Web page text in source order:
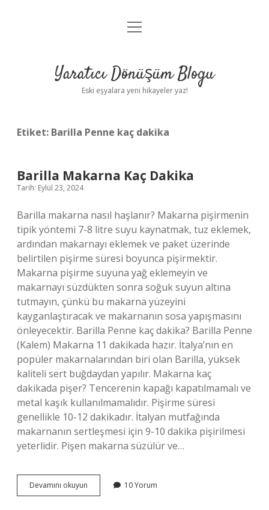
Anasayfa
Yasal Uyarı
menüyü
Yaratıcı Dönüşüm Blogu
Eski eşyalara yeni hikayeler yaz!
Etiket: Barilla Penne kaç dakika
Barilla Makarna Kaç Dakika
Tarih: Eylül 23, 2024
Barilla makarna nasıl haşlanır? Makarna pişirmenin
tipik yöntemi 7-8 litre suyu kaynatmak, tuz eklemek,
ardından makarnayı eklemek ve paket üzerinde
belirtilen pişirme süresi boyunca pişirmektir.
Makarna pişirme suyuna yağ eklemeyin ve
makarnayı süzdükten sonra soğuk suyun altına
tutmayın, çünkü bu makarna yüzeyini
kayganlaştıracak ve makarnanın sosa yapışmasını
önleyecektir. Barilla Penne kaç dakika? Barilla Penne
(Kalem) Makarna 11 dakikada hazır. İtalya’nın en
popüler makarnalarından biri olan Barilla, yüksek
kaliteli sert buğdaydan yapılır. Makarna kaç
dakikada pişer? Tencerenin kapağı kapatılmamalı ve
metal kaşık kullanılmamalıdır. Pişirme süresi
genellikle 10-12 dakikadır. İtalyan mutfağında
makarnanın sertleşmesi için 9-10 dakika pişirilmesi
yeterlidir. Pişen makarna süzülür ve…
Devamını okuyun
Makarna
10 Yorum